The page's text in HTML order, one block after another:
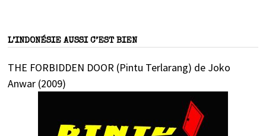
L’INDONÉSIE AUSSI C’EST BIEN
THE FORBIDDEN DOOR (Pintu Terlarang) de Joko
Anwar (2009)